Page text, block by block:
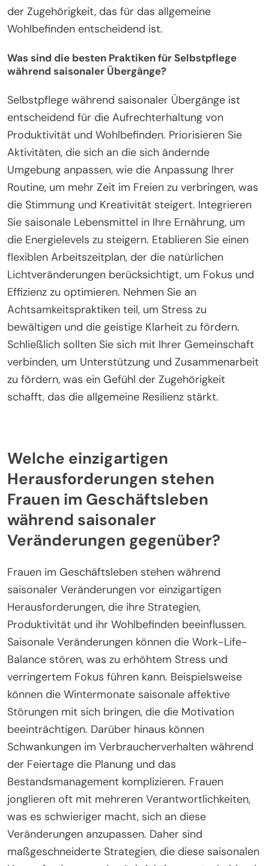
Ernährung spielt eine entscheidende Rolle für das
saisonale Wohlbefinden. Frauen sollten saisonale
Produkte priorisieren, die nicht nur die Gesundheit
unterstützen, sondern auch eine Verbindung zur
Wasser ist das ganze Jahr über wichtig,
insbesondere im Sommer, um hitzebedingte
Müdigkeit zu bekämpfen.
Schließlich kann die Förderung von
Gemeinschaftsverbindungen durch saisonale
Veranstaltungen die emotionale Unterstützung
verbessern. Die Teilnahme an lokalen Aktivitäten
stärkt soziale Bindungen und vermittelt ein Gefühl
der Zugehörigkeit, das für das allgemeine
Wohlbefinden entscheidend ist.
Was sind die besten Praktiken für Selbstpflege
während saisonaler Übergänge?
Selbstpflege während saisonaler Übergänge ist
entscheidend für die Aufrechterhaltung von
Produktivität und Wohlbefinden. Priorisieren Sie
Aktivitäten, die sich an die sich ändernde
die Stimmung und Kreativität steigert. Integrieren
Sie saisonale Lebensmittel in Ihre Ernährung, um
die Energielevels zu steigern. Etablieren Sie einen
flexiblen Arbeitszeitplan, der die natürlichen
Lichtveränderungen berücksichtigt, um Fokus und
Effizienz zu optimieren. Nehmen Sie an
Achtsamkeitspraktiken teil, um Stress zu
bewältigen und die geistige Klarheit zu fördern.
Schließlich sollten Sie sich mit Ihrer Gemeinschaft
verbinden, um Unterstützung und Zusammenarbeit
zu fördern, was ein Gefühl der Zugehörigkeit
schafft, das die allgemeine Resilienz stärkt.
Welche einzigartigen
Herausforderungen stehen
Frauen im Geschäftsleben
während saisonaler
Veränderungen gegenüber?
Frauen im Geschäftsleben stehen während
saisonaler Veränderungen vor einzigartigen
Herausforderungen, die ihre Strategien,